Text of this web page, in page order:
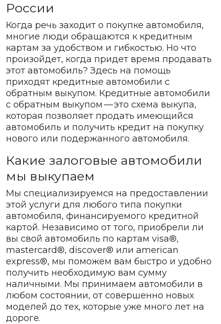
России
Когда речь заходит о покупке автомобиля,
многие люди обращаются к кредитным
картам за удобством и гибкостью. Но что
произойдет, когда придет время продавать
этот автомобиль? Здесь на помощь
приходят кредитные автомобили с
обратным выкупом. Кредитные автомобили
с обратным выкупом — это схема выкупа,
которая позволяет продать имеющийся
автомобиль и получить кредит на покупку
нового или подержанного автомобиля.
Какие залоговые автомобили
мы выкупаем
Мы специализируемся на предоставлении
этой услуги для любого типа покупки
автомобиля, финансируемого кредитной
картой. Независимо от того, приобрели ли
вы свой автомобиль по картам visa®,
mastercard®, discover® или american
express®, мы поможем вам быстро и удобно
получить необходимую вам сумму
наличными. Мы принимаем автомобили в
любом состоянии, от совершенно новых
моделей до тех, которые уже много лет на
дороге.